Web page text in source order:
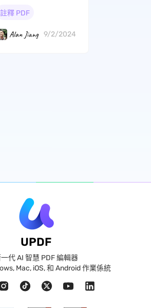
註釋 PDF
Alan Jiang 9/2/2024
UPDF
代 AI 智慧 PDF 編輯器
Mac, iOS, 和 Android 作業係統